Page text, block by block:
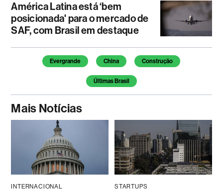
América Latina está ‘bem
posicionada' para o mercado de
SAF, com Brasil em destaque
Temas deste artigo
Evergrande China Construção
Últimas Brasil
Mais Notícias
INTERNACIONAL STARTUPS